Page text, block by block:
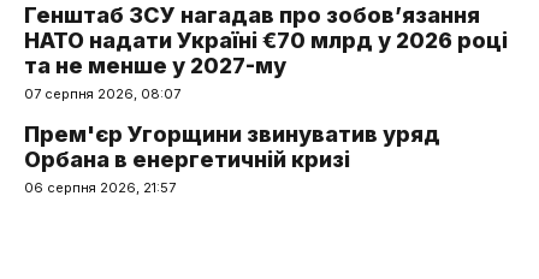
Генштаб ЗСУ нагадав про зобов’язання
НАТО надати Україні €70 млрд у 2026 році
та не менше у 2027-му
07 серпня 2026, 08:07
Прем'єр Угорщини звинуватив уряд
Орбана в енергетичній кризі
06 серпня 2026, 21:57